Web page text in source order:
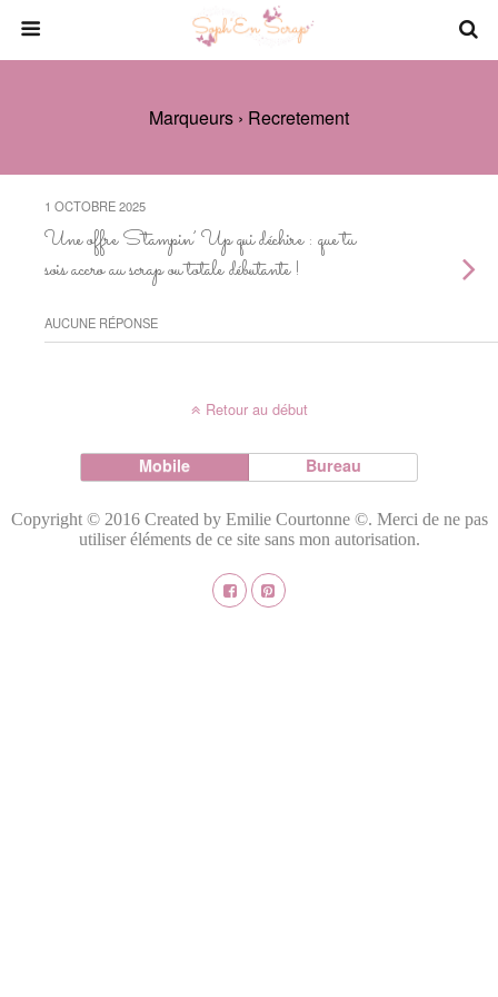
Marqueurs › Recretement
1 OCTOBRE 2025
Une offre Stampin’ Up qui déchire : que tu
sois accro au scrap ou totale débutante !
AUCUNE RÉPONSE
Retour au début
Mobile Bureau
Copyright © 2016 Created by Emilie Courtonne ©. Merci de ne pas
utiliser éléments de ce site sans mon autorisation.